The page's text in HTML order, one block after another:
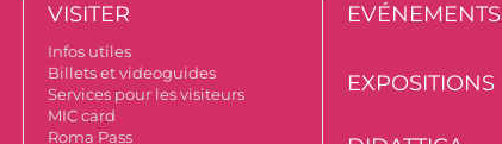
VISITER
Infos utiles
Billets et videoguides
Services pour les visiteurs
MIC card
Roma Pass
EVÉNEMENTS
EXPOSITIONS